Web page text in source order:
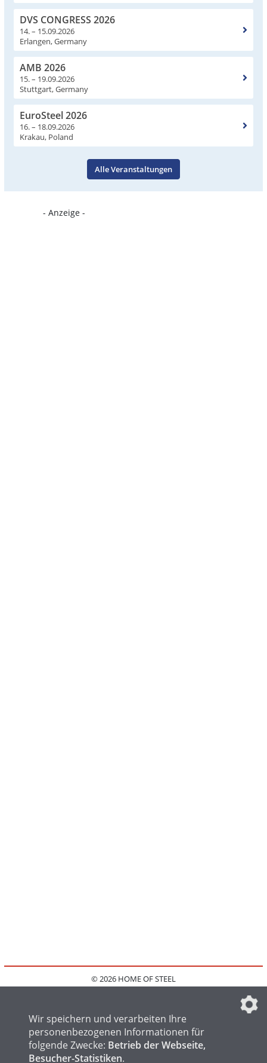
DVS CONGRESS 2026
14. – 15.09.2026
Erlangen, Germany
AMB 2026
15. – 19.09.2026
Stuttgart, Germany
EuroSteel 2026
16. – 18.09.2026
Krakau, Poland
Alle Veranstaltungen
- Anzeige -
© 2026 HOME OF STEEL
IMPRESSUM
FAQ
DATENSCHUTZEINSTELLUNGEN
Wir speichern und verarbeiten Ihre
personenbezogenen Informationen für
folgende Zwecke: Betrieb der Webseite,
Besucher-Statistiken.